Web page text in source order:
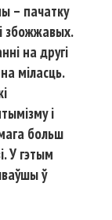
– пачатку
збожжавых.
на другі
міласць.
і
больш
У гэтым
ў